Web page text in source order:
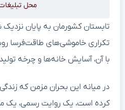
محل
تابستان کشورمان به پایان نزدیک
تکراری خاموشی‌های طاقت‌فرسا
با آن، آسایش خانه‌ها و چرخه
در میانه این بحران مزمن که
کرده است، یک روایت رسمی، یک